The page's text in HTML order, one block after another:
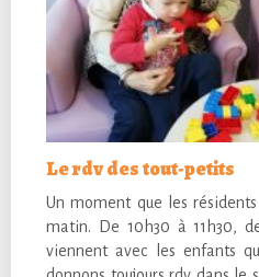
Le rdv des tout-petits
Un moment que les
matin. De 10h30 à 11h30,
viennent avec les enfants